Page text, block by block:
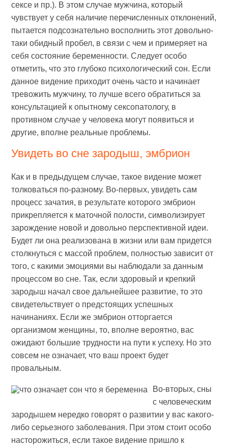
сексе и пр.). В этом случае мужчина, который
чувствует у себя наличие перечисленных отклонений,
пытается подсознательно восполнить этот довольно-
таки обидный пробел, в связи с чем и примеряет на
себя состояние беременности. Следует особо
отметить, что это глубоко психологический сон. Если
данное видение приходит очень часто и начинает
тревожить мужчину, то лучше всего обратиться за
консультацией к опытному сексопатологу, в
противном случае у человека могут появиться и
другие, вполне реальные проблемы.
Увидеть во сне зародыш, эмбрион
Как и в предыдущем случае, такое видение может
толковаться по-разному. Во-первых, увидеть сам
процесс зачатия, в результате которого эмбрион
прикрепляется к маточной полости, символизирует
зарождение новой и довольно перспективной идеи.
Будет ли она реализована в жизни или вам придется
столкнуться с массой проблем, полностью зависит от
того, с какими эмоциями вы наблюдали за данным
процессом во сне. Так, если здоровый и крепкий
зародыш начал свое дальнейшее развитие, то это
свидетельствует о предстоящих успешных
начинаниях. Если же эмбрион отторгается
организмом женщины, то, вполне вероятно, вас
ожидают большие трудности на пути к успеху. Но это
совсем не означает, что ваш проект будет
провальным.
Во-вторых, сны
с человеческим
зародышем нередко говорят о развитии у вас какого-
либо серьезного заболевания. При этом стоит особо
насторожиться, если такое видение пришло к